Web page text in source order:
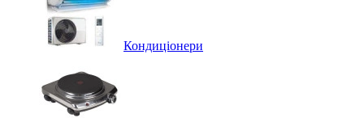
Кондиціонери